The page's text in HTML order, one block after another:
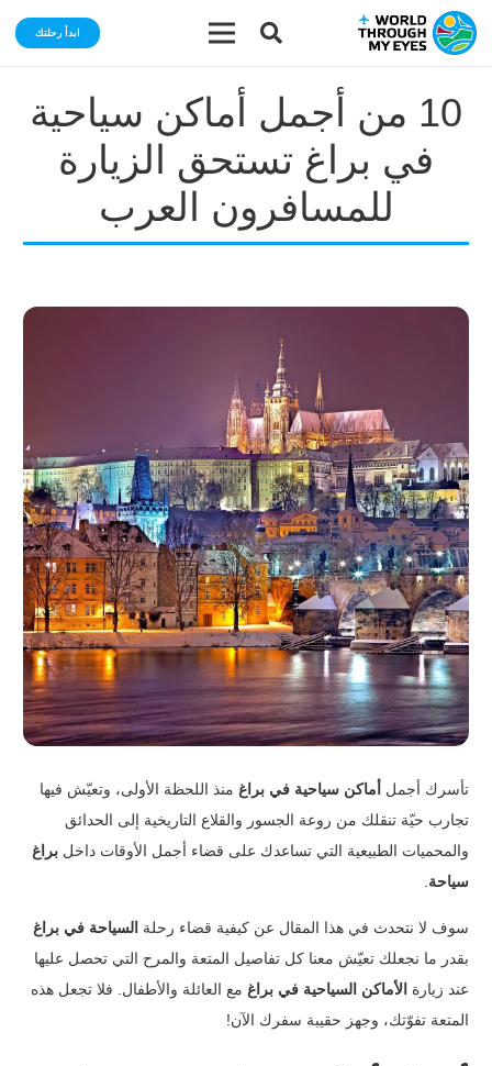
ابدأ رحلتك
10 من أجمل أماكن سياحية
في براغ تستحق الزيارة
للمسافرون العرب
تأسرك أجمل أماكن سياحية في براغ منذ اللحظة الأولى، وتعيّش فيها
تجارب حيّة تنقلك من روعة الجسور والقلاع التاريخية إلى الحدائق
والمحميات الطبيعية التي تساعدك على قضاء أجمل الأوقات داخل براغ
سياحة
سوف لا نتحدث في هذا المقال عن كيفية قضاء رحلة السياحة في براغ
بقدر ما نجعلك تعيّش معنا كل تفاصيل المتعة والمرح التي تحصل عليها
عند زيارة الأماكن السياحية في براغ مع العائلة والأطفال. فلا تجعل هذه
المتعة تفوّتك، وجهز حقيبة سفرك الآن!